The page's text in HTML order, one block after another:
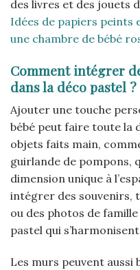
des livres et des jouets
Idées de papiers
une chambre de bébé
Comment intégrer
dans la déco pastel ?
Ajouter une touche
bébé peut faire toute la
objets faits main,
guirlande de pompons,
dimension unique à
intégrer des souvenirs,
ou des photos de
pastel qui
Les murs peuvent aussi